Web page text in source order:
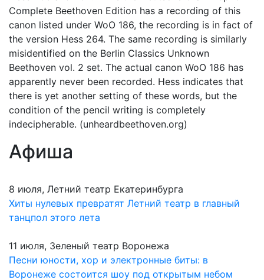
Complete Beethoven Edition has a recording of this
canon listed under WoO 186, the recording is in fact of
the version Hess 264. The same recording is similarly
misidentified on the Berlin Classics Unknown
Beethoven vol. 2 set. The actual canon WoO 186 has
apparently never been recorded. Hess indicates that
there is yet another setting of these words, but the
condition of the pencil writing is completely
indecipherable. (unheardbeethoven.org)
Афиша
8 июля, Летний театр Екатеринбурга
Хиты нулевых превратят Летний театр в главный
танцпол этого лета
11 июля, Зеленый театр Воронежа
Песни юности, хор и электронные биты: в
Воронеже состоится шоу под открытым небом